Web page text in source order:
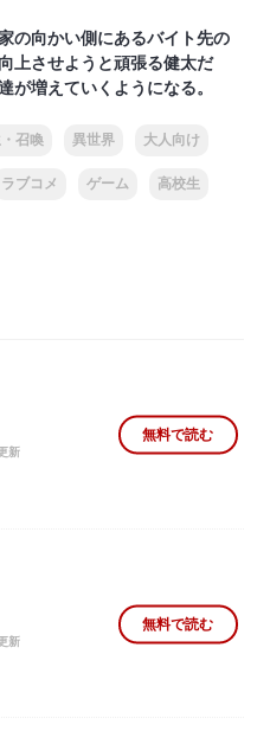
の向かい側にあるバイト先の
上させようと頑張る健太だ
が増えていくようになる。
召喚 異世界 大人向け
ラブコメ ゲーム 高校生
新
無料で読む
新
無料で読む